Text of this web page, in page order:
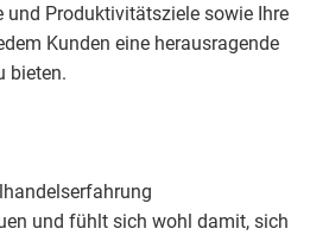
und Produktivitätsziele sowie Ihre
Kunden eine herausragende
bieten.
und fühlt sich wohl damit, sich